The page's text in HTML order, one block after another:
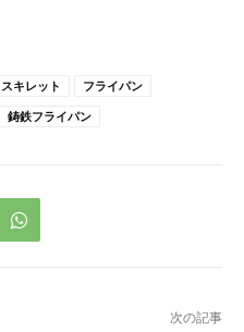
スキレット
フライパン
鋳鉄フライパン
次の記事